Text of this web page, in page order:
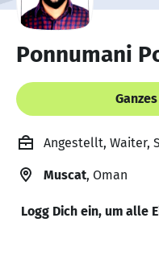
Ponnumani
Angestellt, Waiter,
Muscat, Oman
Logg Dich ein, um alle